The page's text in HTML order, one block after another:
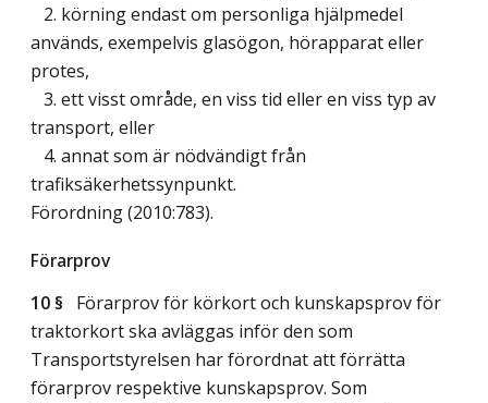
2. körning endast om personliga hjälpmedel
används, exempelvis glasögon, hörapparat eller
protes,
3. ett visst område, en viss tid eller en viss typ av
transport, eller
4. annat som är nödvändigt från
trafiksäkerhetssynpunkt.
Förordning (2010:783).
Förarprov
10 § Förarprov för körkort och kunskapsprov för
traktorkort ska avläggas inför den som
Transportstyrelsen har förordnat att förrätta
förarprov respektive kunskapsprov. Som